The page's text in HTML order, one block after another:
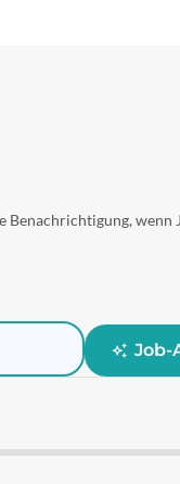
Benachrichtigung, wenn
Job-